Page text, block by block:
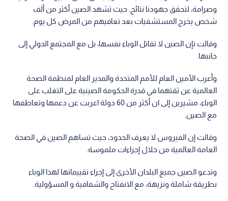
وصرامة، لتحقق جهودنا نتائج. حيث تشهد الصين أكثر من ألف
شخص يخرج المستشفيات بعد تعافيهم من المرض كل يوم.
وقالت تإن الصين لا تقاتل الوباء نفسها، بل مع المجتمع الدولي إلى
جانبها.
وأعرب الأمين العام للأمم المتحدة والمدير العام لمنظمة الصحة
العالمية عن ثقتهما في قدرة الحكومة الصينية على التغلب على
الوباء، مشيرين إلى ان أكثر من 60 دولة اعربت عن دعمها وتعاطفها
مع الصين.
وقالت إن الفيروس لا يعرف الحدود، حيث تساهم الصين في الصحة
العامة العالمية من خلال إجراءات ملموسة.
وتدعو الصين جميع البلدان الأخرى إلى إجراء تقييماتها لهذا الوباء
بطريقة شاملة ونزيهة، مع الانفتاح والشفافية و المسؤولية.